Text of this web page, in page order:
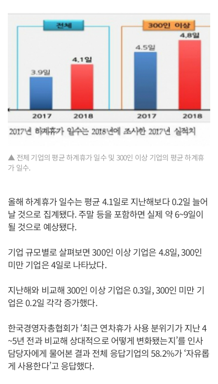
▲ 전체 기업의 평균 하계휴가 일수 및 300인 이상 기업의 평균 하계휴
가 일수.
올해 하계휴가 일수는 평균 4.1일로 지난해보다 0.2일 늘어
날 것으로 집계됐다. 주말 등을 포함하면 실제 약 6~9일이
될 것으로 예상됐다.
기업 규모별로 살펴보면 300인 이상 기업은 4.8일, 300인
미만 기업은 4일로 나타났다.
지난해와 비교해 300인 이상 기업은 0.3일, 300인 미만 기
업은 0.2일 각각 증가했다.
한국경영자총협회가 ‘최근 연차휴가 사용 분위기가 지난 4
~5년 전과 비교해 상대적으로 어떻게 변화됐는지’를 인사
담당자에게 물어본 결과 전체 응답기업의 58.2%가 ‘자유롭
게 사용한다’고 응답했다.